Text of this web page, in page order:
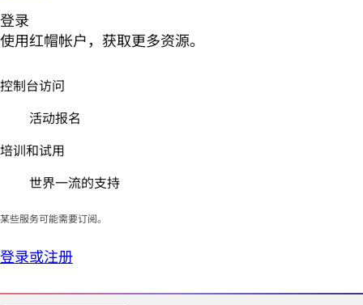
登录
使用红帽帐户，获取更多资源。
控制台访问
活动报名
培训和试用
世界一流的支持
某些服务可能需要订阅。
登录或注册